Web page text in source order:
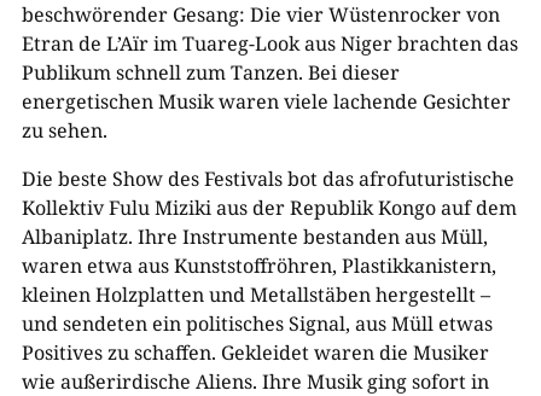
beschwörender Gesang: Die vier Wüstenrocker von
Etran de L’Aïr im Tuareg-Look aus Niger brachten das
Publikum schnell zum Tanzen. Bei dieser
energetischen Musik waren viele lachende Gesichter
zu sehen.
Die beste Show des Festivals bot das afrofuturistische
Kollektiv Fulu Miziki aus der Republik Kongo auf dem
Albaniplatz. Ihre Instrumente bestanden aus Müll,
waren etwa aus Kunststoffröhren, Plastikkanistern,
kleinen Holzplatten und Metallstäben hergestellt –
und sendeten ein politisches Signal, aus Müll etwas
Positives zu schaffen. Gekleidet waren die Musiker
wie außerirdische Aliens. Ihre Musik ging sofort in